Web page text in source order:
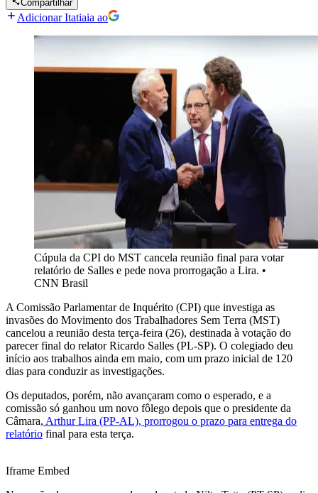
Compartilhar
Adicionar Itatiaia ao
Cúpula da CPI do MST cancela reunião final para votar
relatório de Salles e pede nova prorrogação a Lira. •
CNN Brasil
A Comissão Parlamentar de Inquérito (CPI) que investiga as
invasões do Movimento dos Trabalhadores Sem Terra (MST)
cancelou a reunião desta terça-feira (26), destinada à votação do
parecer final do relator Ricardo Salles (PL-SP). O colegiado deu
início aos trabalhos ainda em maio, com um prazo inicial de 120
dias para conduzir as investigações.
Os deputados, porém, não avançaram como o esperado, e a
comissão só ganhou um novo fôlego depois que o presidente da
Câmara, Arthur Lira (PP-AL), prorrogou o prazo para entrega do
relatório final para esta terça.
Iframe Embed